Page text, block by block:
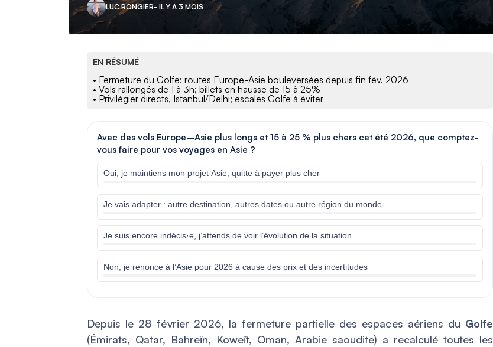
LUC RONGIER- IL Y A 3 MOIS
EN RÉSUMÉ
• Fermeture du Golfe: routes Europe-Asie bouleversées depuis fin fév. 2026
• Vols rallongés de 1 à 3h; billets en hausse de 15 à 25%
• Privilégier directs, Istanbul/Delhi; escales Golfe à éviter
Avec des vols Europe–Asie plus longs et 15 à 25 % plus chers cet été 2026, que comptez-
vous faire pour vos voyages en Asie ?
Oui, je maintiens mon projet Asie, quitte à payer plus cher
Je vais adapter : autre destination, autres dates ou autre région du monde
Je suis encore indécis·e, j’attends de voir l’évolution de la situation
Non, je renonce à l’Asie pour 2026 à cause des prix et des incertitudes
Depuis le 28 février 2026, la fermeture partielle des espaces aériens du Golfe
(Émirats, Qatar, Bahreïn, Koweït, Oman, Arabie saoudite) a recalculé toutes les